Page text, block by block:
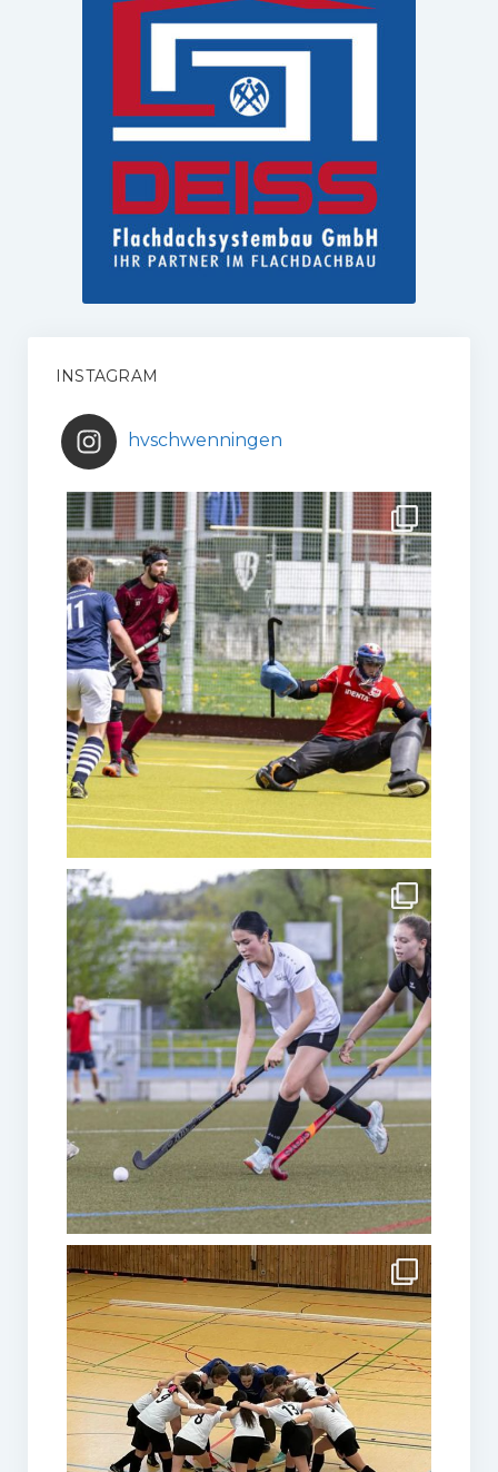
INSTAGRAM
hvschwenningen